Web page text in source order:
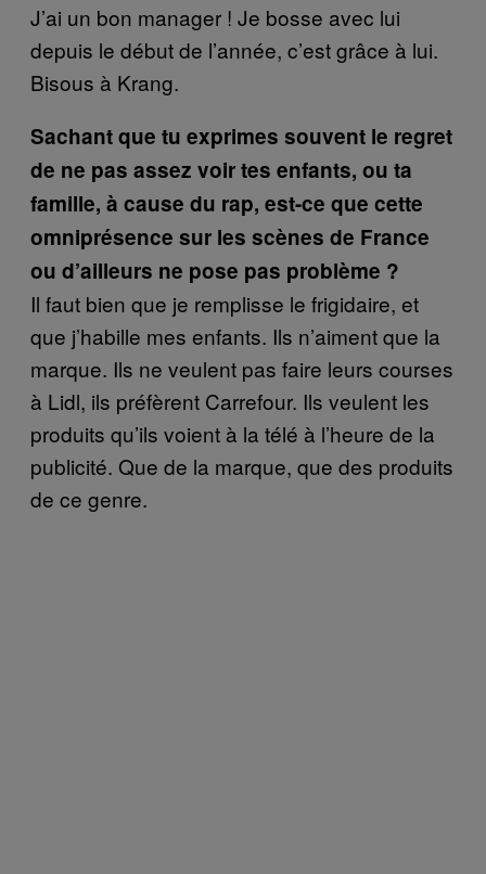
J’ai un bon manager ! Je bosse avec lui
depuis le début de l’année, c’est grâce à lui.
Bisous à Krang.
Sachant que tu exprimes souvent le regret
de ne pas assez voir tes enfants, ou ta
famille, à cause du rap, est-ce que cette
omniprésence sur les scènes de France
ou d’ailleurs ne pose pas problème ?
Il faut bien que je remplisse le frigidaire, et
que j’habille mes enfants. Ils n’aiment que la
marque. Ils ne veulent pas faire leurs courses
à Lidl, ils préfèrent Carrefour. Ils veulent les
produits qu’ils voient à la télé à l’heure de la
publicité. Que de la marque, que des produits
de ce genre.